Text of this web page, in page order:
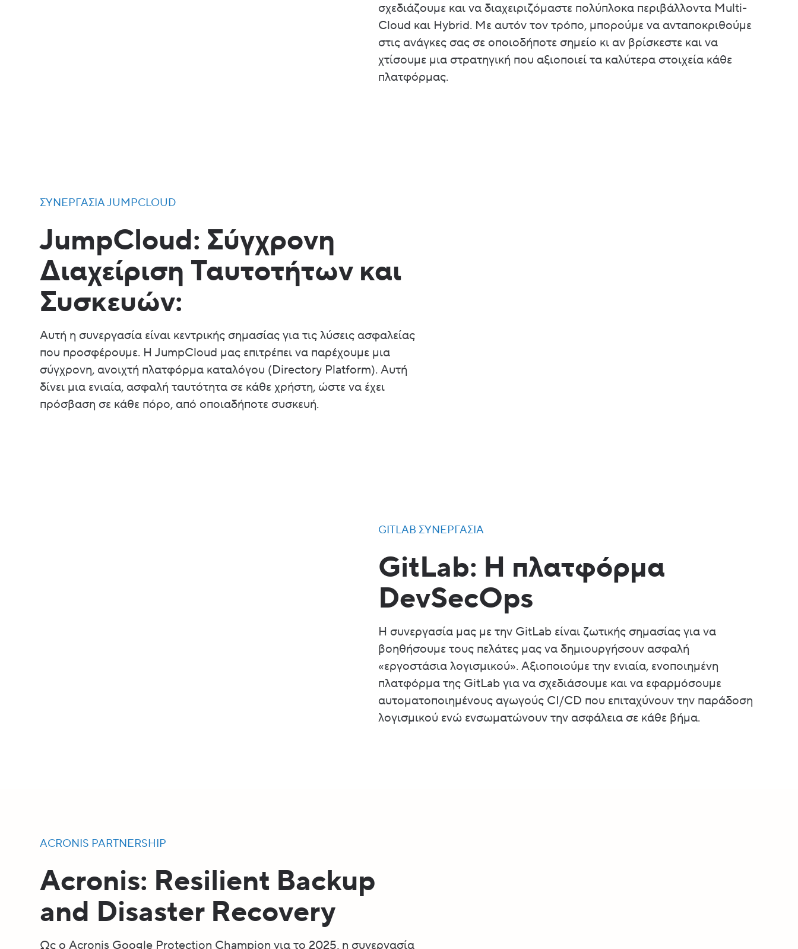
σχεδιάζουμε και να διαχειριζόμαστε πολύπλοκα περιβάλλοντα Multi-
Cloud και Hybrid. Με αυτόν τον τρόπο, μπορούμε να ανταποκριθούμε
στις ανάγκες σας σε οποιοδήποτε σημείο κι αν βρίσκεστε και να
χτίσουμε μια στρατηγική που αξιοποιεί τα καλύτερα στοιχεία κάθε
πλατφόρμας.
ΣΥΝΕΡΓΑΣΊΑ JUMPCLOUD
JumpCloud: Σύγχρονη
Διαχείριση Ταυτοτήτων και
Συσκευών:
Αυτή η συνεργασία είναι κεντρικής σημασίας για τις λύσεις ασφαλείας
που προσφέρουμε. Η JumpCloud μας επιτρέπει να παρέχουμε μια
σύγχρονη, ανοιχτή πλατφόρμα καταλόγου (Directory Platform). Αυτή
δίνει μια ενιαία, ασφαλή ταυτότητα σε κάθε χρήστη, ώστε να έχει
πρόσβαση σε κάθε πόρο, από οποιαδήποτε συσκευή.
GITLAB ΣΥΝΕΡΓΑΣΊΑ
GitLab: Η πλατφόρμα
DevSecOps
Η συνεργασία μας με την GitLab είναι ζωτικής σημασίας για να
βοηθήσουμε τους πελάτες μας να δημιουργήσουν ασφαλή
«εργοστάσια λογισμικού». Αξιοποιούμε την ενιαία, ενοποιημένη
πλατφόρμα της GitLab για να σχεδιάσουμε και να εφαρμόσουμε
αυτοματοποιημένους αγωγούς CI/CD που επιταχύνουν την παράδοση
λογισμικού ενώ ενσωματώνουν την ασφάλεια σε κάθε βήμα.
ACRONIS PARTNERSHIP
Acronis: Resilient Backup
and Disaster Recovery
Ως ο Acronis Google Protection Champion για το 2025, η συνεργασία